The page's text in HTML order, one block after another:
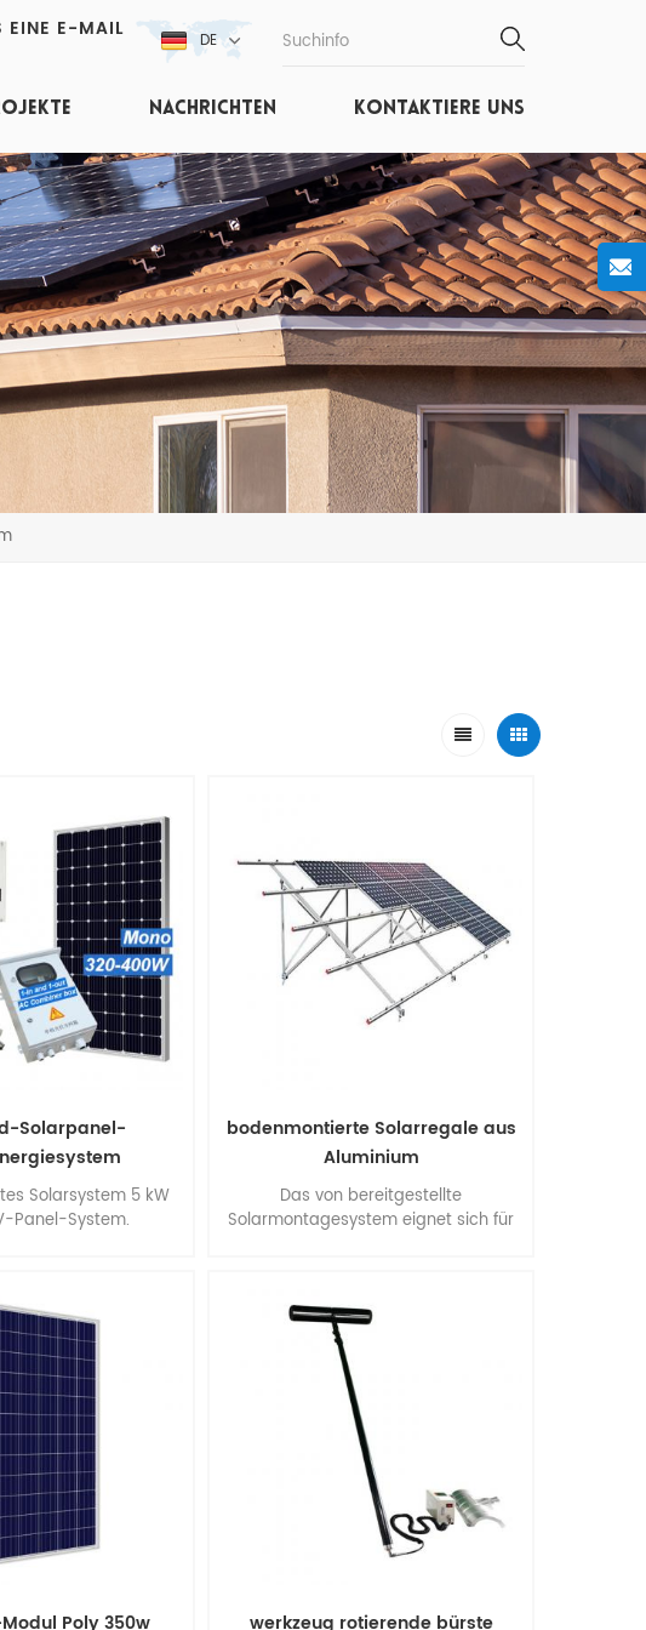
DE
EINE E-MAIL
NACHRICHTEN KONTAKTIERE UNS
Solarpanel-
Solarsystem 5 kW
Panel-System.
bodenmontierte Solarregale aus
Aluminium
Das von bereitgestellte
Solarmontagesystem eignet sich für
flexibilität der konstruktion, stabilität
und genauigkeit, außergewöhnliche
umweltleistung, hervorragende
qualität.
Poly 350w
werkzeug rotierende bürste